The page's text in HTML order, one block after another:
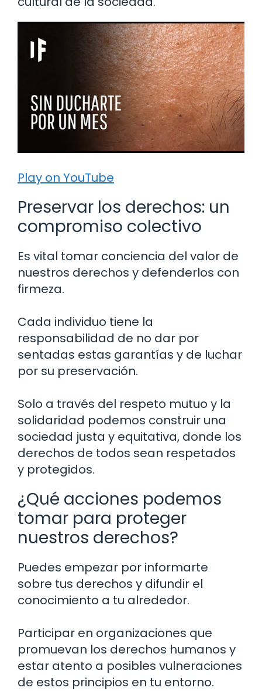
Play on YouTube
Preservar los derechos: un
compromiso colectivo
Es vital tomar conciencia del valor de
nuestros derechos y defenderlos con
firmeza.
Cada individuo tiene la
responsabilidad de no dar por
sentadas estas garantías y de luchar
por su preservación.
Solo a través del respeto mutuo y la
solidaridad podemos construir una
sociedad justa y equitativa, donde los
derechos de todos sean respetados
y protegidos.
¿Qué acciones podemos
tomar para proteger
nuestros derechos?
Puedes empezar por informarte
sobre tus derechos y difundir el
conocimiento a tu alrededor.
Participar en organizaciones que
promuevan los derechos humanos y
estar atento a posibles vulneraciones
de estos principios en tu entorno.